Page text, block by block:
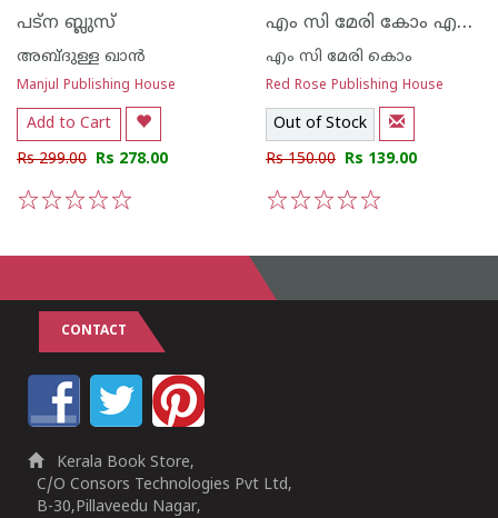
പട്ന ബ്ലുസ്
അബ്ദുള്ള ഖാന്‍
Manjul Publishing House
Add to Cart
Rs 299.00 Rs 278.00
എം സി മേരി കോം എന്റെ ജീവിതകഥ
എം സി മേരി കൊം
Red Rose Publishing House
Out of Stock
Rs 150.00 Rs 139.00
CONTACT
Kerala Book Store,
C/O Consors Technologies Pvt Ltd,
B-30,Pillaveedu Nagar,